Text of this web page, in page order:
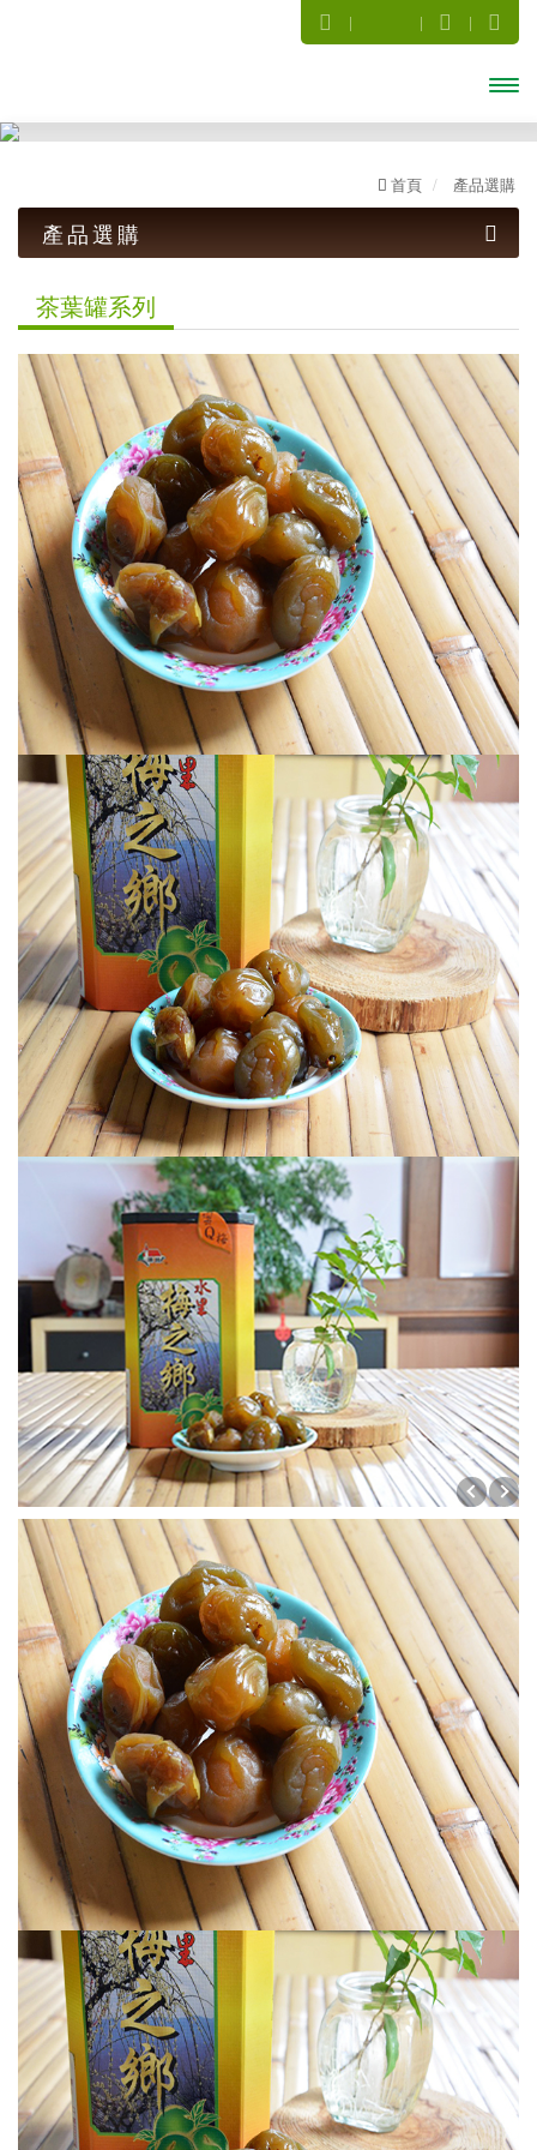
首頁 產品選購
產品選購
梅子系列
暢銷Ｑ梅(罐)系列
傳統古早味
小禮盒系列
茶葉罐系列
陳年Ｑ梅系列
橄欖系列
棗子系列
芒果系列
暢銷產品專區
休閒食品系列
皇族食品
李子系列
禮盒專區
茶葉罐系列